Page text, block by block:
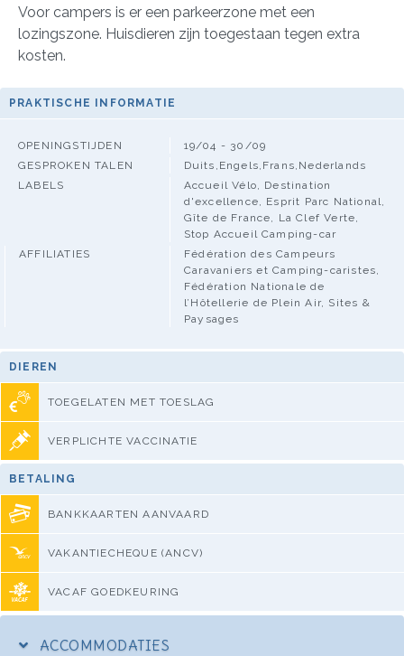
Voor campers is er een parkeerzone met een
lozingszone. Huisdieren zijn toegestaan tegen extra
kosten.
PRAKTISCHE INFORMATIE
OPENINGSTIJDEN
19/04 - 30/09
GESPROKEN TALEN
Duits,Engels,Frans,Nederlands
LABELS
Accueil Vélo, Destination
d'excellence, Esprit Parc National,
Gîte de France, La Clef Verte,
Stop Accueil Camping-car
AFFILIATIES
Fédération des Campeurs
Caravaniers et Camping-caristes,
Fédération Nationale de
l’Hôtellerie de Plein Air, Sites &
Paysages
DIEREN
TOEGELATEN MET TOESLAG
VERPLICHTE VACCINATIE
BETALING
BANKKAARTEN AANVAARD
VAKANTIECHEQUE (ANCV)
VACAF GOEDKEURING
ACCOMMODATIES